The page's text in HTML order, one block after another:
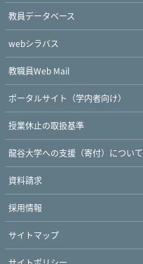
教員データベース
webシラバス
教職員Web Mail
ポータルサイト（学内者向け）
授業休止の取扱基準
龍谷大学への支援（寄付）について
資料請求
採用情報
サイトマップ